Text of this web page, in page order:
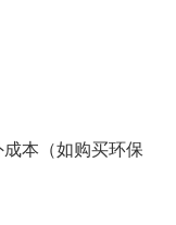
本（如购买环保